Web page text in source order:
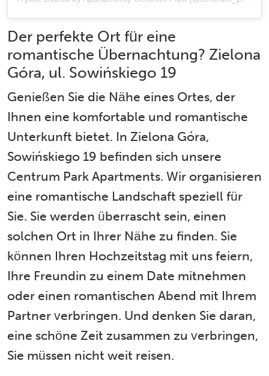
Der perfekte Ort für eine
romantische Übernachtung? Zielona
Góra, ul. Sowińskiego 19
Genießen Sie die Nähe eines Ortes, der
Ihnen eine komfortable und romantische
Unterkunft bietet. In Zielona Góra,
Sowińskiego 19 befinden sich unsere
Centrum Park Apartments. Wir organisieren
eine romantische Landschaft speziell für
Sie. Sie werden überrascht sein, einen
solchen Ort in Ihrer Nähe zu finden. Sie
können Ihren Hochzeitstag mit uns feiern,
Ihre Freundin zu einem Date mitnehmen
oder einen romantischen Abend mit Ihrem
Partner verbringen. Und denken Sie daran,
eine schöne Zeit zusammen zu verbringen,
Sie müssen nicht weit reisen.